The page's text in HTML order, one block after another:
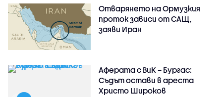
Отварянето на Ормузкия
проток зависи от САЩ,
заяви Иран
Аферата с ВиК – Бургас:
Съдът остави в ареста
Христо Широков